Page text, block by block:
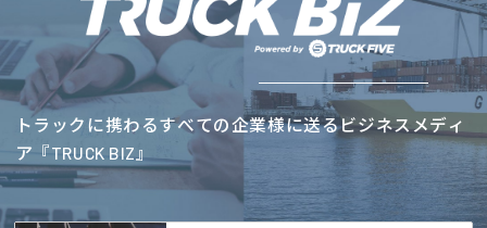
トラックに携わるすべての企業様に送るビジネスメディ
ア『TRUCK BIZ』